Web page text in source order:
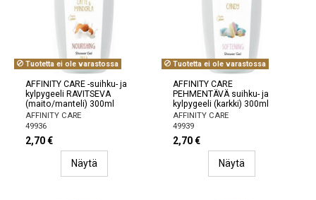
Tuotetta ei ole varastossa
AFFINITY CARE -suihku- ja
kylpygeeli RAVITSEVA
(maito/manteli) 300ml
AFFINITY CARE
49936
2,70 €
Näytä
Tuotetta ei ole varastossa
AFFINITY CARE
PEHMENTÄVÄ suihku- ja
kylpygeeli (karkki) 300ml
AFFINITY CARE
49939
2,70 €
Näytä